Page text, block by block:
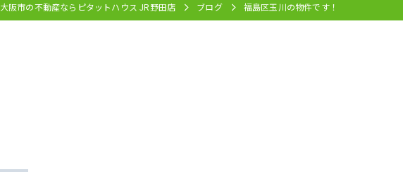
大阪市の不動産ならピタットハウス JR野田店 ブログ 福島区玉川の物件です！